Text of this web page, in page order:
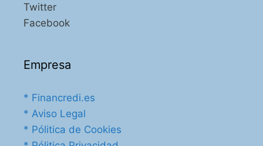
Twitter
Facebook
Empresa
* Financredi.es
* Aviso Legal
* Pólitica de Cookies